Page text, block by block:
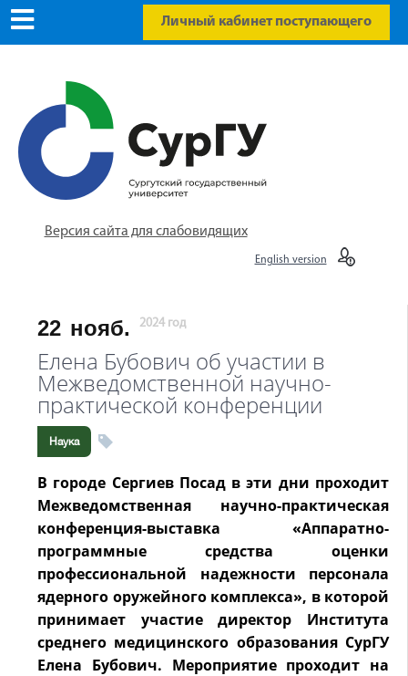
Личный кабинет поступающего
Версия сайта для слабовидящих
English version
22 нояб. 2024 год
Елена Бубович об участии в
Межведомственной научно-
практической конференции
Наука
В городе Сергиев Посад в эти дни проходит
Межведомственная научно-практическая
конференция-выставка «Аппаратно-
программные средства оценки
профессиональной надежности персонала
ядерного оружейного комплекса», в которой
принимает участие директор Института
среднего медицинского образования СурГУ
Елена Бубович. Мероприятие проходит на